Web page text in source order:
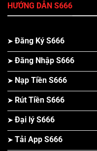
HƯỚNG DẪN S666
Đăng Ký S666
Đăng Nhập S666
Nạp Tiền S666
Rút Tiền S666
Đại lý S666
Tải App S666